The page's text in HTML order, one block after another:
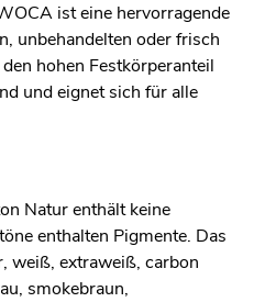
ist eine hervorragende
unbehandelten oder frisch
hohen Festkörperanteil
und eignet sich für alle
Natur enthält keine
enthalten Pigmente. Das
weiß, extraweiß, carbon
smokebraun,